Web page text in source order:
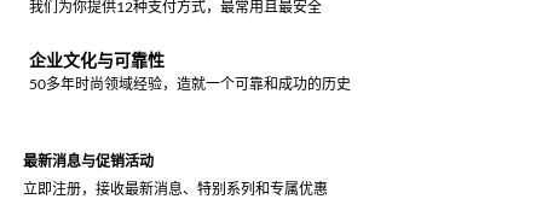
我们为你提供12种支付方式，最常用且最安全
企业文化与可靠性
50多年时尚领域经验，造就一个可靠和成功的历史
最新消息与促销活动
立即注册，接收最新消息、特别系列和专属优惠